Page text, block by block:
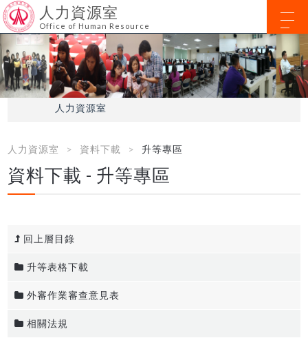
人力資源室
Office of Human Resource
人力資源室
人力資源室 資料下載 升等專區
資料下載 - 升等專區
回上層目錄
升等表格下載
外審作業審查意見表
相關法規